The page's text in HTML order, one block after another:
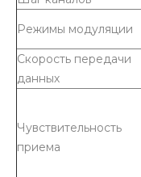
Режимы модуляции
Скорость передачи
данных
Чувствительность
приема